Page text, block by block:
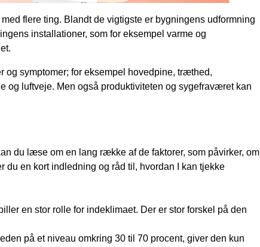
flere ting. Blandt de vigtigste er bygningens udformning
installationer, som for eksempel varme og
og symptomer; for eksempel hovedpine, træthed,
og luftveje. Men også produktiviteten og sygefraværet kan
du læse om en lang række af de faktorer, som påvirker, om I
du en kort indledning og råd til, hvordan I kan tjekke
en stor rolle for indeklimaet. Der er stor forskel på den
på et niveau omkring 30 til 70 procent, giver den kun